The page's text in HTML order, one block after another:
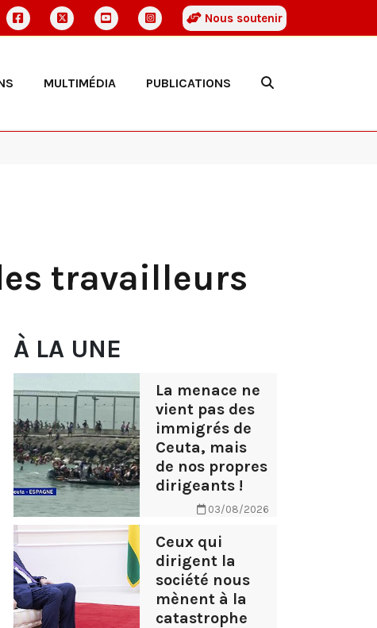
Nous soutenir
MULTIMÉDIA PUBLICATIONS
travailleurs
À LA UNE
La menace ne
vient pas des
immigrés de
Ceuta, mais
de nos propres
dirigeants !
03/08/2026
Ceux qui
dirigent la
société nous
mènent à la
catastrophe